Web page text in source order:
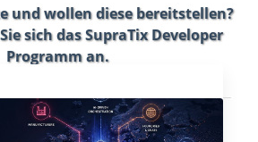
und wollen diese bereitstellen?
sich dasSupraTix Developer
Programman.